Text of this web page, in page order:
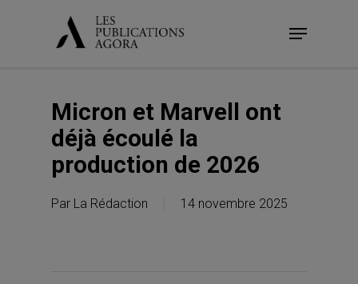
Menu
Micron et Marvell ont
déjà écoulé la
production de 2026
Par La Rédaction 14 novembre 2025